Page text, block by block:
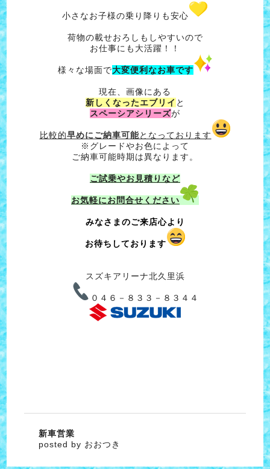
小さなお子様の乗り降りも安心
荷物の載せおろしもしやすいので
お仕事にも大活躍！！
様々な場面で大変便利なお車です
現在、画像にある
新しくなったエブリイ と
スペーシアシリーズが
比較的早めにご納車可能となっております
※グレードやお色によって
ご納車可能時期は異なります。
ご試乗やお見積りなど
お気軽にお問合せください
みなさまのご来店心より
お待ちしております
スズキアリーナ北久里浜
０４６－８３３－８３４４
新車営業
posted by おおつき